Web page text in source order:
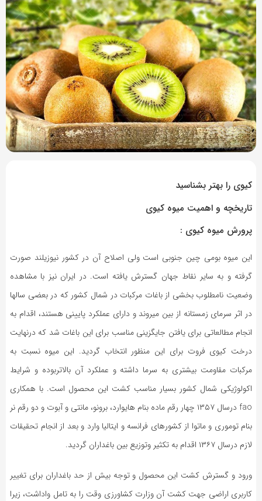
کیوی را بهتر بشناسید
تاریخچه و اهمیت میوه کیوی
پرورش میوه کیوی :
این میوه بومی چین جنوبی است ولی اصلاح آن در کشور نیوزیلند صورت
گرفته و به سایر نقاط جهان گسترش یافته است. در ایران نیز با مشاهده
وضعیت نامطلوب بخشی از باغات مرکبات در شمال کشور که در بعضی سالها
در اثر سرمای زمستانه از بین میروند و دارای عملکرد پایینی هستند، اقدام به
انجام مطالعاتی برای یافتن جایگزینی مناسب برای این باغات شد که درنهایت
درخت کیوی فروت برای این منظور انتخاب گردید. این میوه نسبت به
مرکبات مقاومت بیشتری به سرما داشته و عملکرد آن بالاتربوده و شرایط
اکولوژیکی شمال کشور بسیار مناسب کشت این محصول است. با همکاری
fao درسال ۱۳۵۷ چهار رقم ماده بنام هایوارد، برونو، مانتی و آبوت و دو رقم نر
بنام توموری و ماتوا از کشورهای فرانسه و ایتالیا وارد و بعد از انجام تحقیقات
لازم درسال ۱۳۶۷ اقدام به تکثیر وتوزیع بین باغداران گردید.
ورود و گسترش کشت این محصول و توجه بیش از حد باغداران برای تغییر
کاربری اراضی جهت کشت آن وزارت کشاورزی وقت را به تامل واداشت، زیرا